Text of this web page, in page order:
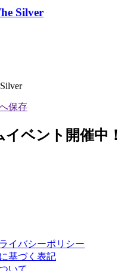
Silver
ベント開催中！
イバシーポリシー
基づく表記
いて